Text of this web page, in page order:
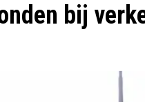
bij